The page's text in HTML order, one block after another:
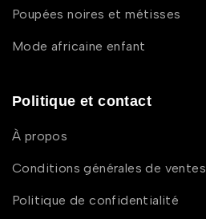
Poupées noires et métisses
Mode africaine enfant
Politique et contact
À propos
Conditions générales de ventes
Politique de confidentialité